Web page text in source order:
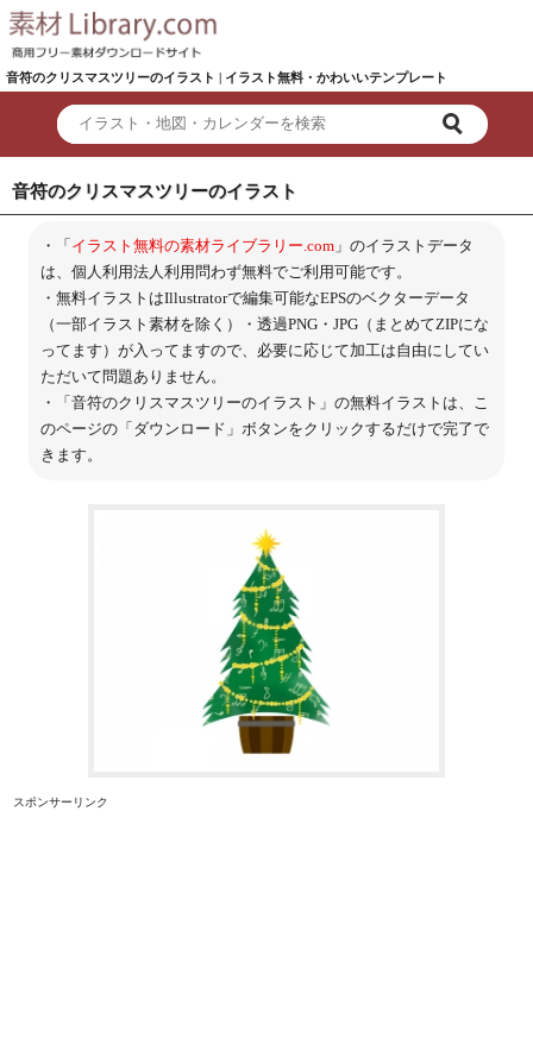
音符のクリスマスツリーのイラスト | イラスト無料・かわいいテンプレート
音符のクリスマスツリーのイラスト
・「イラスト無料の素材ライブラリー.com」のイラストデータ
は、個人利用法人利用問わず無料でご利用可能です。
・無料イラストはIllustratorで編集可能なEPSのベクターデータ
（一部イラスト素材を除く）・透過PNG・JPG（まとめてZIPにな
ってます）が入ってますので、必要に応じて加工は自由にしてい
ただいて問題ありません。
・「音符のクリスマスツリーのイラスト」の無料イラストは、こ
のページの「ダウンロード」ボタンをクリックするだけで完了で
きます。
スポンサーリンク